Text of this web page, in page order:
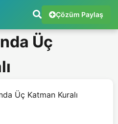
Çözüm Paylaş
Üç
Üç Katman Kuralı